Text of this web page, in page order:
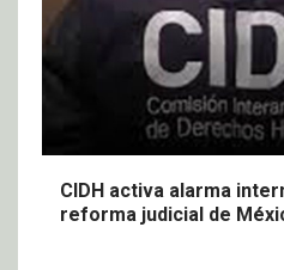
CIDH activa alarma
reforma judicial de